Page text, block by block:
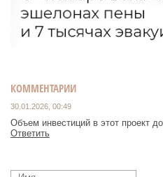
КОММЕНТАРИИ
30.01.2026, 00:49
Объем инвестиций в этот проект
Ответить